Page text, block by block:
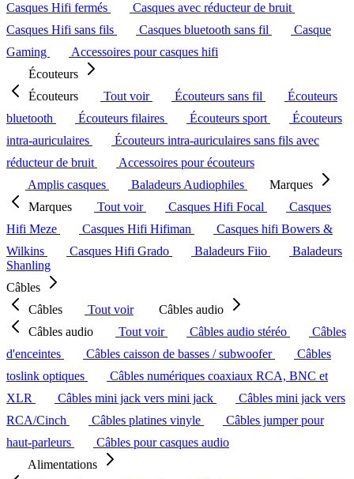
Casques Hifi fermés
Casques avec réducteur de bruit
Casques Hifi sans fils
Casques bluetooth sans fil
Casque
Gaming
Accessoires pour casques hifi
Écouteurs
Écouteurs
Tout voir Écouteurs sans fil
Écouteurs
bluetooth
Écouteurs filaires Écouteurs sport
Écouteurs
intra-auriculaires
Écouteurs intra-auriculaires sans fils avec
réducteur de bruit
Accessoires pour écouteurs
Amplis casques
Baladeurs Audiophiles
Marques
Marques
Tout voir Casques Hifi Focal
Casques
Hifi Meze
Casques Hifi Hifiman
Casques hifi Bowers &
Wilkins
Casques Hifi Grado Baladeurs Fiio
Baladeurs
Shanling
Câbles
Câbles
Tout voir
Câbles audio
Câbles audio
Tout voir Câbles audio stéréo
Câbles
d'enceintes
Câbles caisson de basses / subwoofer
Câbles
toslink optiques
Câbles numériques coaxiaux RCA, BNC et
XLR
Câbles mini jack vers mini jack
Câbles mini jack vers
RCA/Cinch
Câbles platines vinyle
Câbles jumper pour
haut-parleurs
Câbles pour casques audio
Alimentations